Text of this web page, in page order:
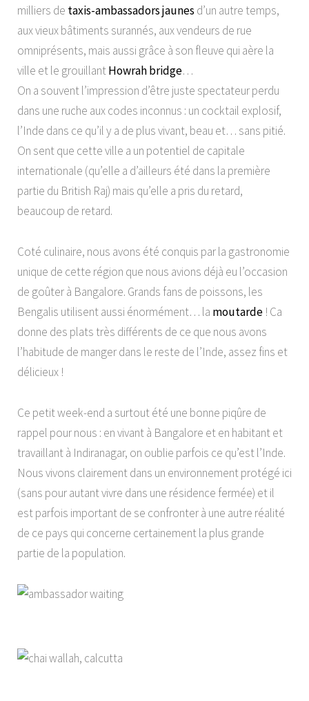
milliers de taxis-ambassadors jaunesd’un autre temps,
aux vieux bâtiments surannés, aux vendeurs de rue
omniprésents, mais aussi grâce à son fleuve qui aère la
ville et le grouillantHowrah bridge…
On a souvent l’impression d’être juste spectateur perdu
dans une ruche aux codes inconnus : un cocktail explosif,
l’Inde dans ce qu’il y a de plus vivant, beau et… sans pitié.
On sent que cette ville a un potentiel de capitale
internationale (qu’elle a d’ailleurs été dans la première
partie du British Raj) mais qu’elle a pris du retard,
beaucoup de retard.
Coté culinaire, nous avons été conquis par la gastronomie
unique de cette région que nous avions déjà eu l’occasion
de goûter à Bangalore. Grands fans de poissons, les
Bengalis utilisent aussi énormément… la moutarde ! Ca
donne des plats très différents de ce que nous avons
l’habitude de manger dans le reste de l’Inde, assez fins et
délicieux !
Ce petit week-end a surtout été une bonne piqûre de
rappel pour nous : en vivant à Bangalore et en habitant et
travaillant à Indiranagar, on oublie parfois ce qu’est l’Inde.
Nous vivons clairement dans un environnement protégé ici
(sans pour autant vivre dans une résidence fermée) et il
est parfois important de se confronter à une autre réalité
de ce pays qui concerne certainement la plus grande
partie de la population.